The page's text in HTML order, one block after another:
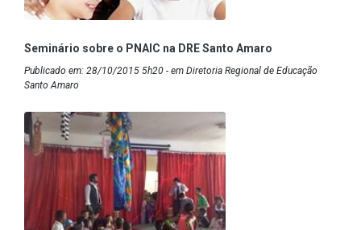
Seminário sobre o PNAIC na DRE Santo Amaro
Publicado em: 28/10/2015 5h20 - em Diretoria Regional de Educação
Santo Amaro